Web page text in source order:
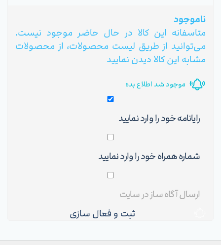
ناموجود
متاسفانه این کالا در حال حاضر موجود نیست.
می‌توانید از طریق لیست محصولات، از محصولات
مشابه این کالا دیدن نمایید
موجود شد اطلاع بده
ثبت و فعال سازی